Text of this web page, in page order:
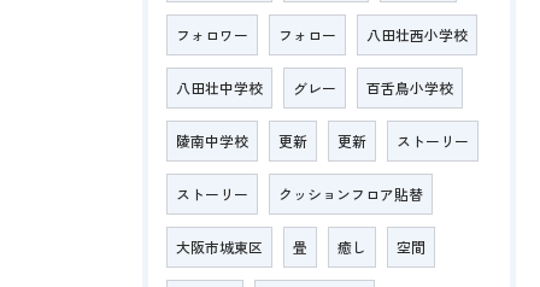
フォロワー フォロー 八田壮西小学校
八田壮中学校 グレー 百舌鳥小学校
陵南中学校 更新 更新 ストーリー
ストーリー クッションフロア貼替
大阪市城東区 畳 癒し 空間